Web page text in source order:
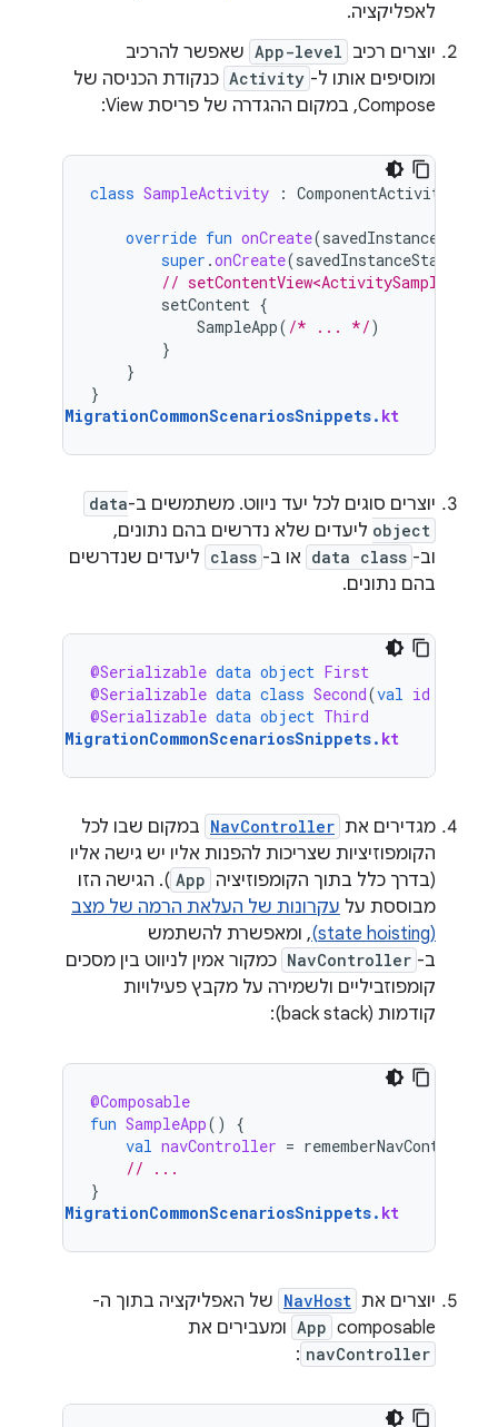
לאפליקציה.
יוצרים רכיב App-level שאפשר להרכיב
ומוסיפים אותו ל- Activity כנקודת הכניסה של
Compose, במקום ההגדרה של פריסת View:
class SampleActivity : ComponentActivity
override fun onCreate(savedInstanceState
super .onCreate(savedInstanceState
//
setContent {
SampleApp( /* ... */)
}
}
}
MigrationCommonScenariosSnippets. kt
יוצרים סוגים לכל יעד ניווט. משתמשים ב-data
object ליעדים שלא נדרשים בהם נתונים,
וב- data class או ב- class ליעדים שנדרשים
בהם נתונים.
@Serializable data object First
@Serializable data class Second(val id
@Serializable data object Third
MigrationCommonScenariosSnippets. kt
מגדירים את NavController במקום שבו לכל
הקומפוזיציות שצריכות להפנות אליו יש גישה אליו
(בדרך כלל בתוך הקומפוזיציה App ). הגישה הזו
מבוססת על עקרונות של העלאת הרמה של מצב
(state hoisting)
, ומאפשרת להשתמש
ב- NavController כמקור אמין לניווט בין מסכים
קומפוזביליים ולשמירה על מקבץ פעילויות
קודמות (back stack):
@Composable
fun SampleApp()
{
val navController = rememberNavController
// ...
}
MigrationCommonScenariosSnippets. kt
יוצרים את NavHost של האפליקציה בתוך ה-
composable‏
App ומעבירים את
navController
: